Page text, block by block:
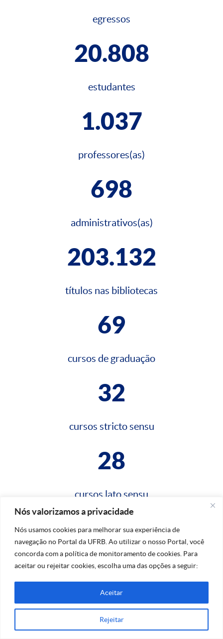
Nós valorizamos a privacidade
Nós usamos cookies para melhorar sua experiência de
navegação no Portal da UFRB. Ao utilizar o nosso Portal, você
concorda com a política de monitoramento de cookies. Para
aceitar ou rejeitar cookies, escolha uma das opções a seguir:
Rejeitar
Aceitar
egressos
20.808
estudantes
1.037
professores(as)
698
administrativos(as)
203.132
títulos nas bibliotecas
69
cursos de graduação
32
cursos stricto sensu
28
cursos lato sensu
Na dúvida, fale conosco!